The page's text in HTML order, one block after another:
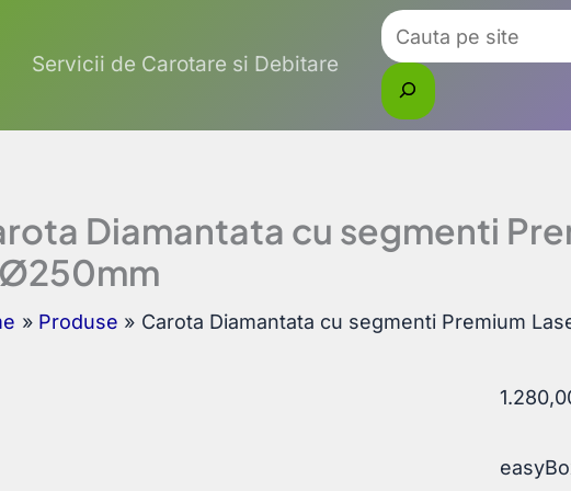
Servicii de Carotare si Debitare
Caută
Diamantata cu segmenti
Produse Carota Diamantata cu segmenti Premium